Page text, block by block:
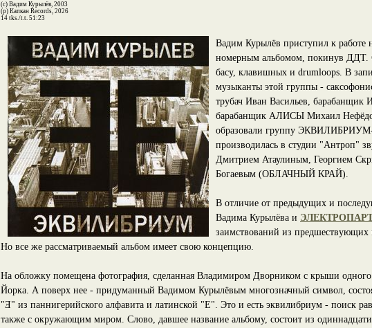
(c) Вадим Курылёв, 2003
(p) Капкан Records, 2026
14 tks./t.t. 51:23
Вадим Курылёв приступил к работе
номерным альбомом, покинув ДДТ.
басу, клавишных и drumloops. В
музыканты этой группы -
трубач Иван Васильев, барабанщик
барабанщик АЛИСЫ Михаил
образовали группу
производилась в студии "Антроп"
Дмитрием Атаулиным, Георгием
Богаевым (ОБЛАЧНЫЙ КРАЙ).
В отличие от предыдущих и
Вадима Курылёва и
заимствований из предшествующих
Но все же рассматриваемый альбом имеет свою концепцию.
На обложку помещена фотография, сделанная Владимиром Дворником с крыши
Йорка. А поверх нее - придуманный Вадимом Курылёвым многозначный символ,
"Ǝ" из паннигерийского алфавита и латинской "E". Это и есть эквилибриум - поиск
также с окружающим миром. Слово, давшее название альбому, состоит из